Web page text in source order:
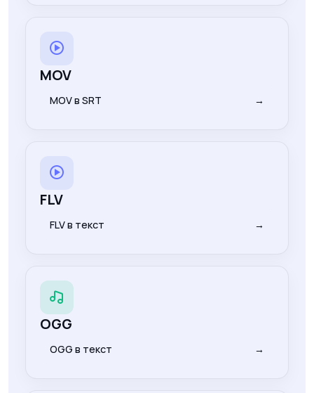
MOV
MOV в SRT →
FLV
FLV в текст →
OGG
OGG в текст →